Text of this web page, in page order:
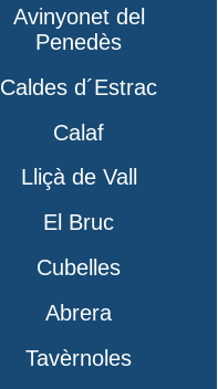
Avinyonet del
Penedès
Caldes d´Estrac
Calaf
Lliçà de Vall
El Bruc
Cubelles
Abrera
Tavèrnoles